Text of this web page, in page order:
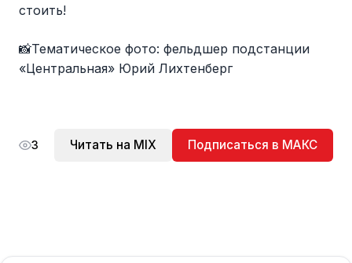
стоить!
📸Тематическое фото: фельдшер подстанции
«Центральная» Юрий Лихтенберг
3 Читать на MIX Подписаться в МАКС